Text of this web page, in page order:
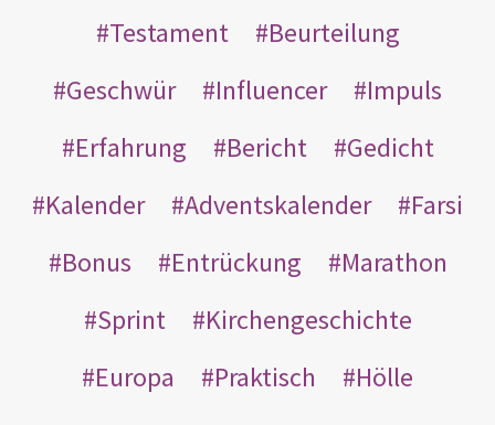
Testament
Beurteilung
Geschwür
Influencer
Impuls
Erfahrung
Bericht
Gedicht
Kalender
Adventskalender
Farsi
Bonus
Entrückung
Marathon
Sprint
Kirchengeschichte
Europa
Praktisch
Hölle